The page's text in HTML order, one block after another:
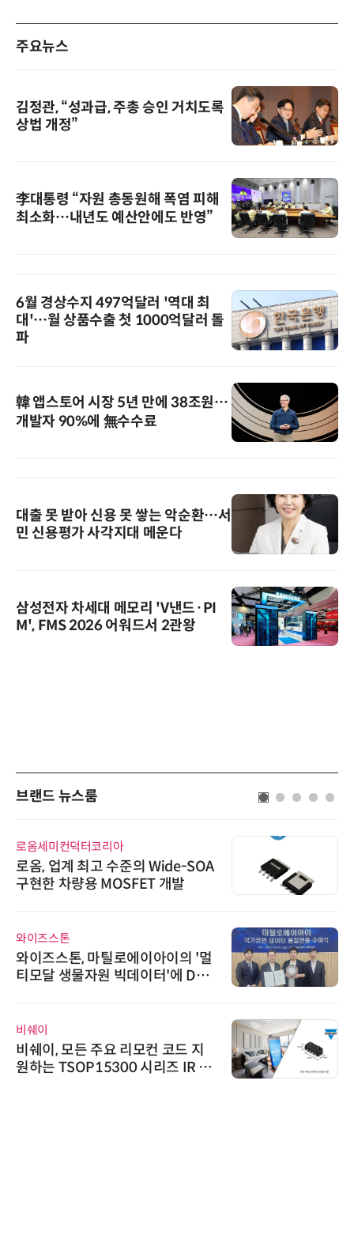
주요뉴스
김정관, “성과급, 주총 승인 거치도록
상법 개정”
李대통령 “자원 총동원해 폭염 피해
최소화…내년도 예산안에도 반영”
6월 경상수지 497억달러 '역대 최
대'…월 상품수출 첫 1000억달러 돌
파
韓 앱스토어 시장 5년 만에 38조원…
개발자 90%에 無수수료
대출 못 받아 신용 못 쌓는 악순환…서
민 신용평가 사각지대 메운다
삼성전자 차세대 메모리 'V낸드·PI
M', FMS 2026 어워드서 2관왕
브랜드 뉴스룸
로옴세미컨덕터코리아
로옴, 업계 최고 수준의 Wide-SOA
구현한 차량용 MOSFET 개발
와이즈스톤
와이즈스톤, 마틸로에이아이의 '멀
티모달 생물자원 빅데이터'에 DQ
비쉐이
비쉐이, 모든 주요 리모컨 코드 지
원하는 TSOP15300 시리즈 IR 수